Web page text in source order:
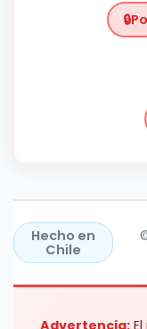
Hecho en
Chile
Advertencia: